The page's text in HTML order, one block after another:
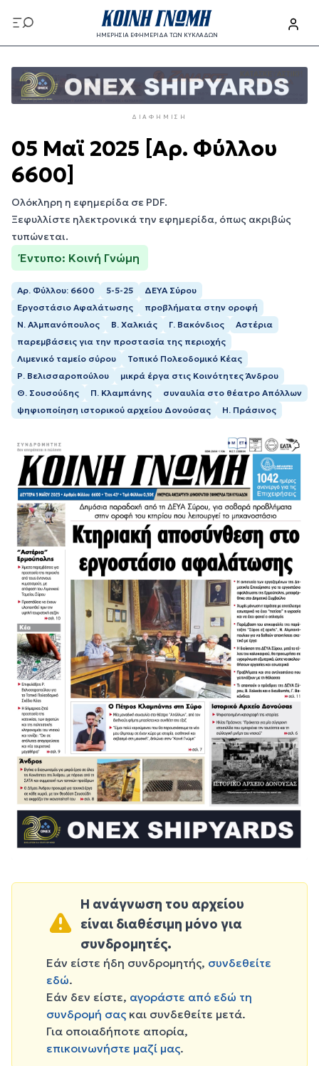
προς
το
περιεχόμενο
ΗΜΕΡΗΣΙΑ ΕΦΗΜΕΡΙΔΑ ΤΩΝ ΚΥΚΛΑΔΩΝ
προς
κυρίως
ΔΙΑΦΉΜΙΣΗ
05 Μαϊ 2025 [Αρ. Φύλλου
6600]
Ολόκληρη η εφημερίδα σε PDF.
Ξεφυλλίστε ηλεκτρονικά την εφημερίδα, όπως ακριβώς
τυπώνεται.
Έντυπο: Κοινή Γνώμη
Αρ. Φύλλου: 6600 5-5-25
ΔΕΥΑ Σύρου
Εργοστάσιο Αφαλάτωσης
προβλήματα στην οροφή
Ν. Αλμπανόπουλος
Β. Χαλκιάς Γ. Βακόνδιος
Αστέρια
παρεμβάσεις για την προστασία της περιοχής
Λιμενικό ταμείο σύρου
Τοπικό Πολεοδομικό Κέας
Ρ. Βελισσαροπούλου
μικρά έργα στις Κοινότητες Άνδρου
Θ. Σουσούδης
Π. Κλαμπάνης
συναυλία στο θέατρο Απόλλων
ψηφιοποίηση ιστορικού αρχείου Δονούσας
Η. Πράσινος
Η ανάγνωση του αρχείου
είναι διαθέσιμη μόνο για
συνδρομητές.
Εάν είστε ήδη συνδρομητής, συνδεθείτε
εδώ.
Εάν δεν είστε, αγοράστε από εδώ τη
συνδρομή σας και συνδεθείτε μετά.
Για οποιαδήποτε απορία,
επικοινωνήστε μαζί μας.